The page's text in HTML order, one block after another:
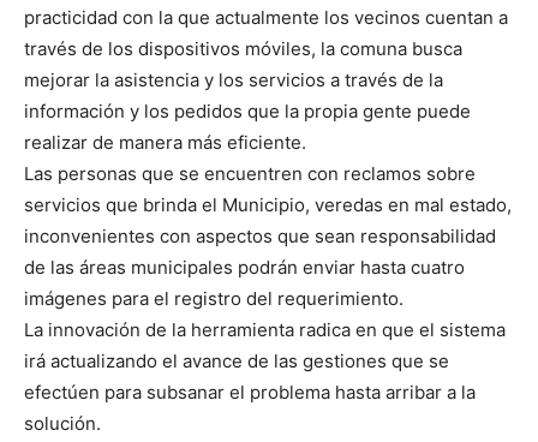
practicidad con la que actualmente los vecinos cuentan a
través de los dispositivos móviles, la comuna busca
mejorar la asistencia y los servicios a través de la
información y los pedidos que la propia gente puede
realizar de manera más eficiente.
Las personas que se encuentren con reclamos sobre
servicios que brinda el Municipio, veredas en mal estado,
inconvenientes con aspectos que sean responsabilidad
de las áreas municipales podrán enviar hasta cuatro
imágenes para el registro del requerimiento.
La innovación de la herramienta radica en que el sistema
irá actualizando el avance de las gestiones que se
efectúen para subsanar el problema hasta arribar a la
solución.